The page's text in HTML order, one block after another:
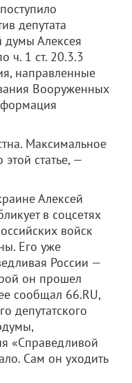
депутата
думы Алексея
ч. 1 ст. 20.3.3
направленные
Вооруженных
Максимальное
статье, —
Алексей
в соцсетях
войск
Его уже
России —
он прошел
сообщал 66.RU,
депутатского
«Справедливой
Сам он уходить